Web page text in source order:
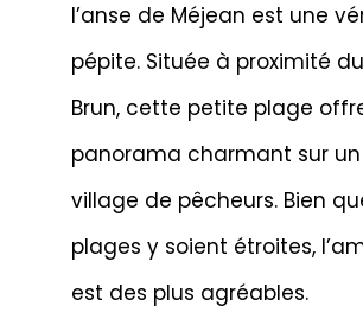
l’anse de Méjean est une
pépite. Située à proximité
Brun, cette petite plage
panorama charmant sur
village de pêcheurs. Bien
plages y soient étroites,
est des plus agréables.